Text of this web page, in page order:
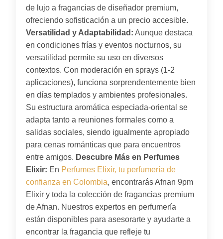
de lujo a fragancias de diseñador premium,
ofreciendo sofisticación a un precio accesible.
Versatilidad y Adaptabilidad: Aunque destaca
en condiciones frías y eventos nocturnos, su
versatilidad permite su uso en diversos
contextos. Con moderación en sprays (1-2
aplicaciones), funciona sorprendentemente bien
en días templados y ambientes profesionales.
Su estructura aromática especiada-oriental se
adapta tanto a reuniones formales como a
salidas sociales, siendo igualmente apropiado
para cenas románticas que para encuentros
entre amigos. Descubre Más en Perfumes
Elixir: En Perfumes Elixir, tu perfumería de
confianza en Colombia, encontrarás Afnan 9pm
Elixir y toda la colección de fragancias premium
de Afnan. Nuestros expertos en perfumería
están disponibles para asesorarte y ayudarte a
encontrar la fragancia que refleje tu